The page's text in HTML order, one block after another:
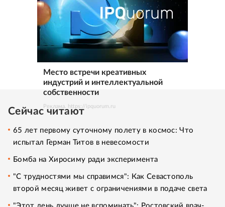
Место встречи креативных
индустрий и интеллектуальной
собственности
Реклама. https://ipquorum.ru
Сейчас читают
65 лет первому суточному полету в космос: Что
испытал Герман Титов в невесомости
Бомба на Хиросиму ради эксперимента
"С трудностями мы справимся": Как Севастополь
второй месяц живет с ограничениями в подаче света